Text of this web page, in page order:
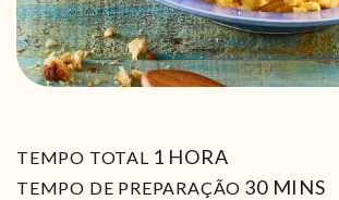
TEMPO TOTAL 1 HORA
HORA
TEMPO DE PREPARAÇÃO 30MIN
MINS